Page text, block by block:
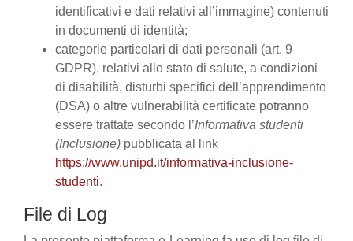
identificativi e dati relativi all’immagine) contenuti
in documenti di identità;
categorie particolari di dati personali (art. 9
GDPR), relativi allo stato di salute, a condizioni
di disabilità, disturbi specifici dell’apprendimento
(DSA) o altre vulnerabilità certificate potranno
essere trattate secondo l’Informativa studenti
(Inclusione) pubblicata al link
https://www.unipd.it/informativa-inclusione-
studenti.
File di Log